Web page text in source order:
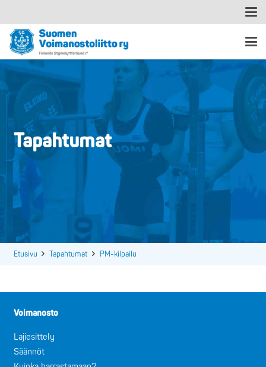
Tapahtumat
Etusivu Tapahtumat PM-kilpailu
Voimanosto
Lajiesittely
Säännöt